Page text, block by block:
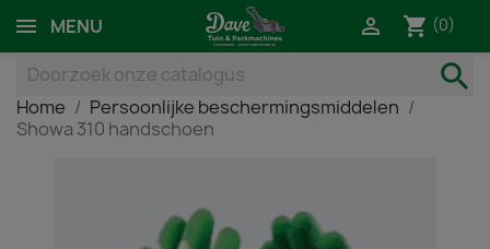
MENU  shopping_cart (0)
search
Home
Persoonlijke beschermingsmiddelen
Showa 310 handschoen